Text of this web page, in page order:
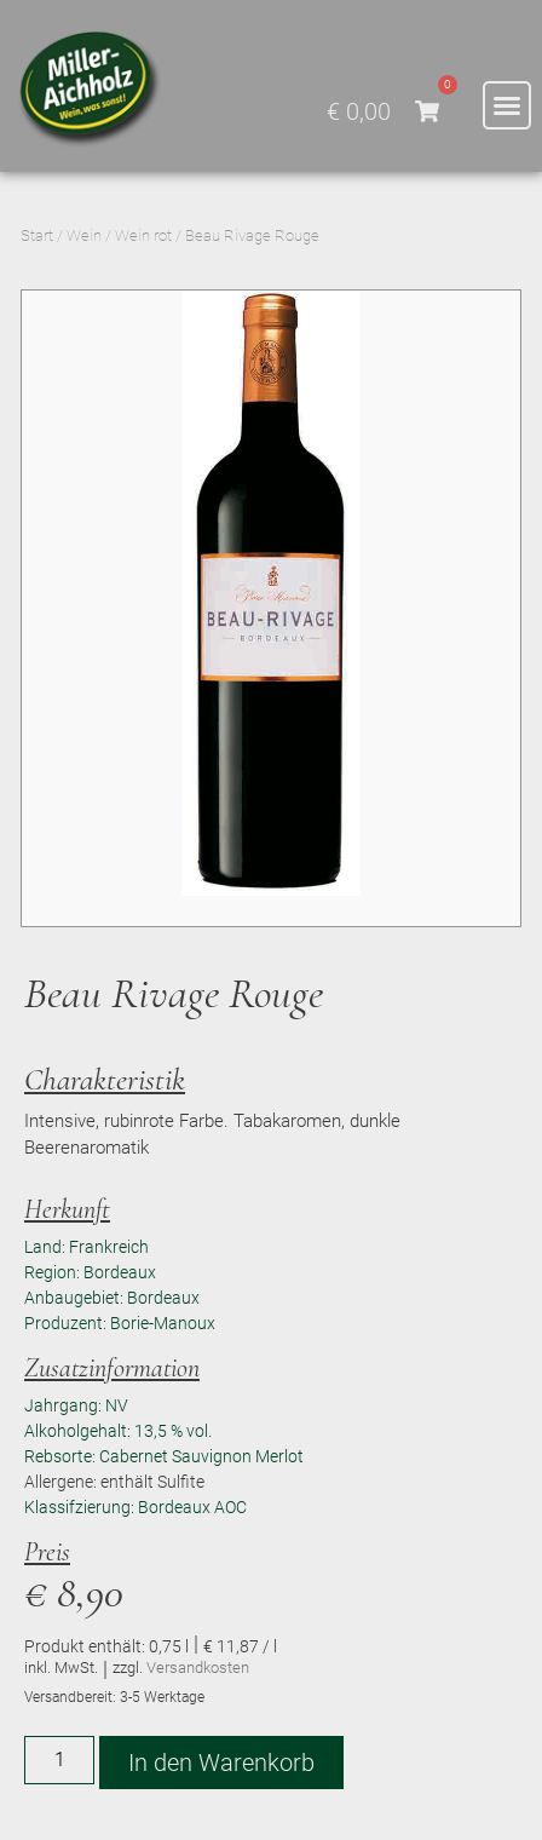
€ 0,00
0
Start / Wein / Wein rot / Beau Rivage Rouge
Beau Rivage Rouge
Charakteristik
Intensive, rubinrote Farbe. Tabakaromen, dunkle
Beerenaromatik
Herkunft
Land: Frankreich
Region: Bordeaux
Anbaugebiet: Bordeaux
Produzent: Borie-Manoux
Zusatzinformation
Jahrgang: NV
Alkoholgehalt: 13,5 % vol.
Rebsorte: Cabernet Sauvignon Merlot
Allergene: enthält Sulfite
Klassifzierung: Bordeaux AOC
Preis
€ 8,90
Produkt enthält: 0,75 | € 11,87 / l
inkl. MwSt. | zzgl. Versandkosten
Versandbereit: 3-5 Werktage
In den Warenkorb